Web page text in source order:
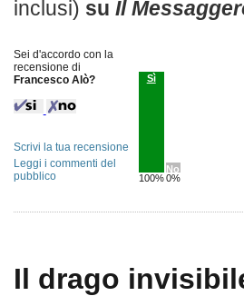
inclusi) su Il
Sei d'accordo con la
recensione di
Francesco Alò?
Sì
100%
No
0%
Scrivi la tua recensione
Leggi i commenti del
pubblico
Il drago